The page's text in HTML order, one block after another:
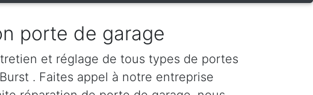
porte de garage
et réglage de tous types de portes
. Faites appel à notre entreprise